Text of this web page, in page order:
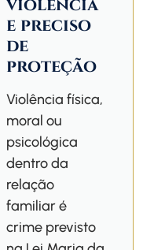
violência
e preciso
de
proteção
Violência física,
moral ou
psicológica
dentro da
relação
familiar é
crime previsto